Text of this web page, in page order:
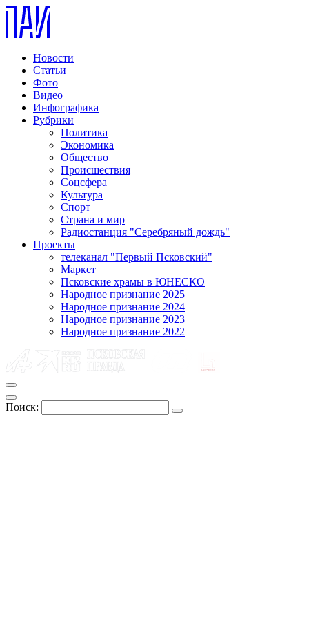
Новости
Статьи
Фото
Видео
Инфографика
Рубрики
Политика
Экономика
Общество
Происшествия
Соцсфера
Культура
Спорт
Страна и мир
Радиостанция "Серебряный дождь"
Проекты
телеканал "Первый Псковский"
Маркет
Псковские храмы в ЮНЕСКО
Народное признание 2025
Народное признание 2024
Народное признание 2023
Народное признание 2022
Поиск: